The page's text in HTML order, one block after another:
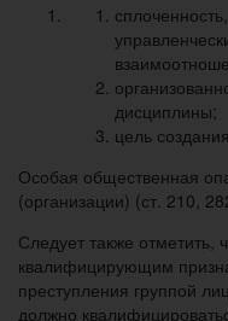
дисциплины;
цель
Особая общественная
(организации) (ст. 210,
Следует также
квалифицирую­щим
преступления группой
должно